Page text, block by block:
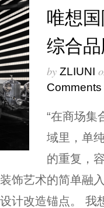
唯想
综合
by ZLIUNI
Comments
“在商场集
域里，单
的重复，
饰艺术的简单融
计改造锚点。 我